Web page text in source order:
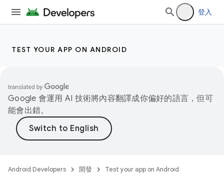
登入
TEST YOUR APP ON ANDROID
Google 會運用 AI 技術將內容翻譯成你偏好的語言，但可
能會出錯。
Android Developers 開發 Test your app on Android